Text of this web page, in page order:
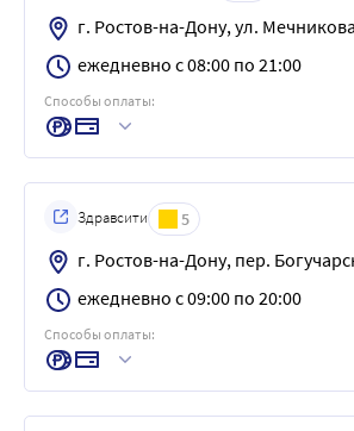
г. Ростов-на-Дону, ул.
ежедневно с 08:00 по 21:00
Способы оплаты:
Здравсити 5
г. Ростов-на-Дону, пер.
ежедневно с 09:00 по 20:00
Способы оплаты: